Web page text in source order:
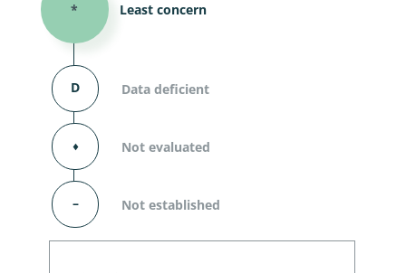
* Least concern
D Data deficient
⬧ Not evaluated
– Not established